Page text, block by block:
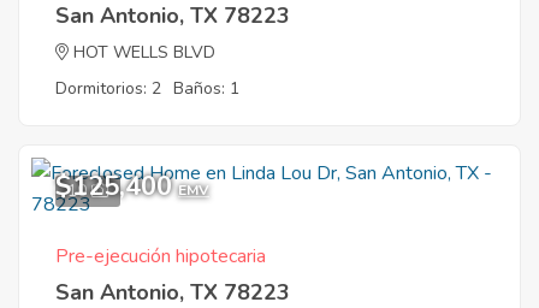
San Antonio, TX 78223
HOT WELLS BLVD
Dormitorios: 2 Baños: 1
10
$125,400 EMV
Pre-ejecución hipotecaria
San Antonio, TX 78223